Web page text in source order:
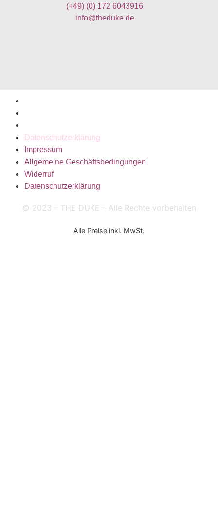
(+49) (0) 172 6043916
info@theduke.de
Datenschutzerklärung
Impressum
Allgemeine Geschäftsbedingungen
Widerruf
Datenschutzerklärung
© 2023 – THE DUKE – Alle Rechte vorbehalten
Alle Preise inkl. MwSt.